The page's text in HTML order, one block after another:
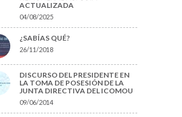
ACTUALIZADA
04/08/2025
¿SABÍAS QUÉ?
26/11/2018
DISCURSO DEL PRESIDENTE EN
LA TOMA DE POSESIÓN DE LA
JUNTA DIRECTIVA DEL ICOMOU
09/06/2014